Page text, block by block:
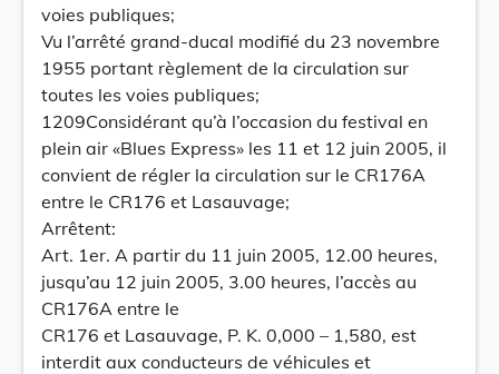
voies publiques;
Vu l’arrêté grand-ducal modifié du 23 novembre
1955 portant règlement de la circulation sur
toutes les voies publiques;
1209Considérant qu’à l’occasion du festival en
plein air «Blues Express» les 11 et 12 juin 2005, il
convient de régler la circulation sur le CR176A
entre le CR176 et Lasauvage;
Arrêtent:
Art. 1er. A partir du 11 juin 2005, 12.00 heures,
jusqu’au 12 juin 2005, 3.00 heures, l’accès au
CR176A entre le
CR176 et Lasauvage, P. K. 0,000 – 1,580, est
interdit aux conducteurs de véhicules et